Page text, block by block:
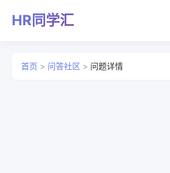
HR同学汇
首页 > 问答社区 > 问题详情